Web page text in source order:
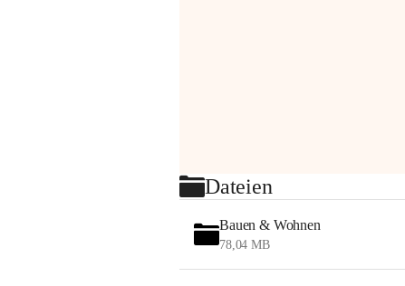
Dateien
Bauen & Wohnen
78,04 MB